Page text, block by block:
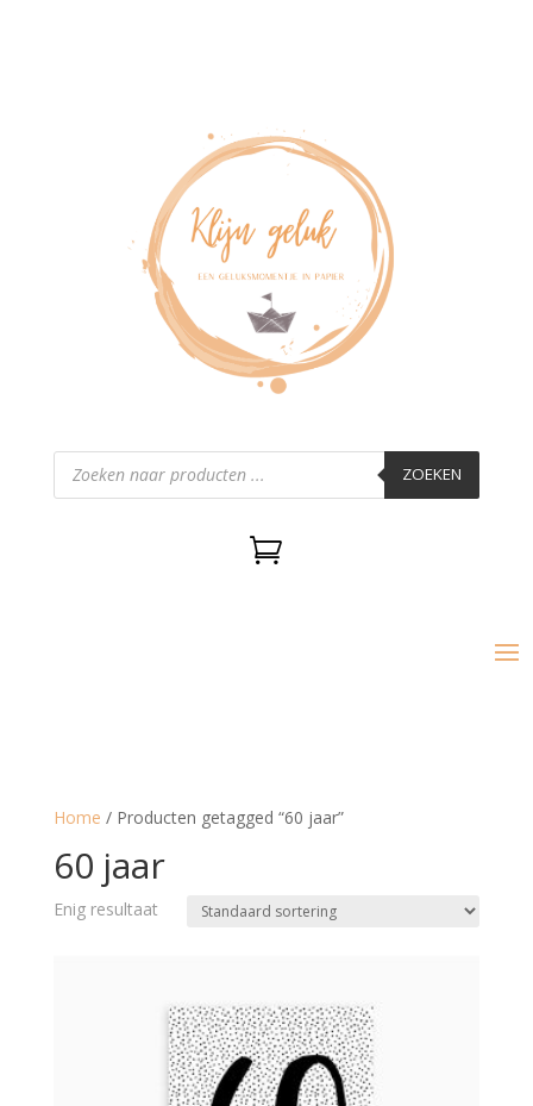
Producten
zoeken ZOEKEN

Home / Producten getagged “60 jaar”
60 jaar
Enig resultaat